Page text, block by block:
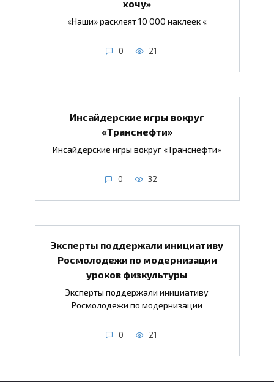
хочу»
«Наши» расклеят 10 000 наклеек «
0 21
Инсайдерские игры вокруг
«Транснефти»
Инсайдерские игры вокруг «Транснефти»
0 32
Эксперты поддержали инициативу
Росмолодежи по модернизации
уроков физкультуры
Эксперты поддержали инициативу
Росмолодежи по модернизации
0 21